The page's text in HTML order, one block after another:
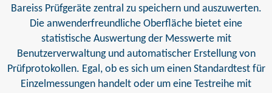
Bareiss Prüfgeräte zentral zu speichern und auszuwerten.
Die anwenderfreundliche Oberfläche bietet eine
statistische Auswertung der Messwerte mit
Benutzerverwaltung und automatischer Erstellung von
Prüfprotokollen. Egal, ob es sich um einen Standardtest für
Einzelmessungen handelt oder um eine Testreihe mit